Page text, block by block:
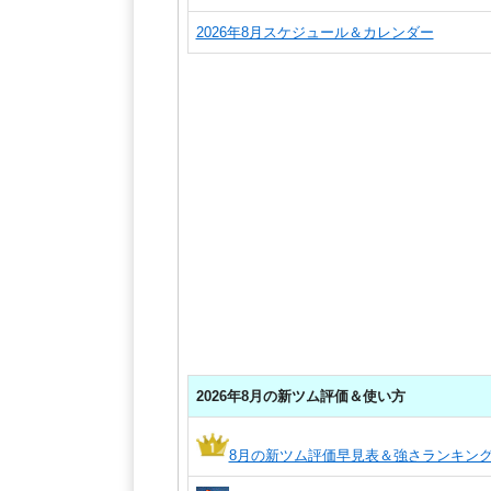
2026年8月スケジュール＆カレンダー
2026年8月の新ツム評価＆使い方
8月の新ツム評価早見表＆強さランキン